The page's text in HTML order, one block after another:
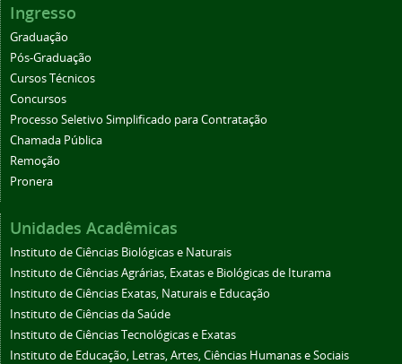
Ingresso
Graduação
Pós-Graduação
Cursos Técnicos
Concursos
Processo Seletivo Simplificado para Contratação
Chamada Pública
Remoção
Pronera
Unidades Acadêmicas
Instituto de Ciências Biológicas e Naturais
Instituto de Ciências Agrárias, Exatas e Biológicas de Iturama
Instituto de Ciências Exatas, Naturais e Educação
Instituto de Ciências da Saúde
Instituto de Ciências Tecnológicas e Exatas
Instituto de Educação, Letras, Artes, Ciências Humanas e Sociais